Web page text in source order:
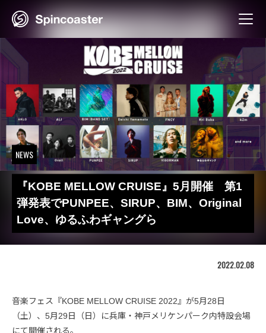
NEWS
『KOBE MELLOW CRUISE』5月開催 第1
弾発表でPUNPEE、SIRUP、BIM、Original
Love、ゆるふわギャングら
2022.02.08
音楽フェス『KOBE MELLOW CRUISE 2022』が5月28日
（土）、5月29日（日）に兵庫・神戸メリケンパーク内特設会場
にて開催される。